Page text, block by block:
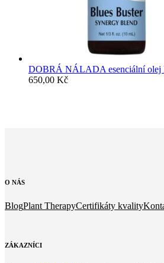
DOBRÁ NÁLADA esenciální olej
650,00 Kč
O NÁS
BlogPlant TherapyCertifikáty kvality
ZÁKAZNÍCI